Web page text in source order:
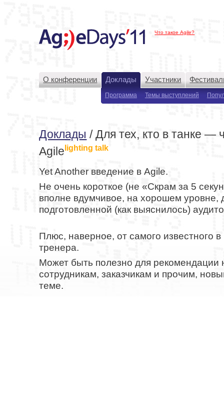
Что такое Agile?
О конференции Доклады Участники
Программа Темы выступлений
Доклады / Для тех, кто в танке —
Agile lighting talk
Yet Another введение в Agile.
Не очень короткое (не «Скрам за 5
вполне вдумчивое, на хорошем уровне,
подготовленной (как выяснилось)
Плюс, наверное, от самого известного
тренера.
Может быть полезно для рекомендации
сотрудникам, заказчикам и прочим,
теме.